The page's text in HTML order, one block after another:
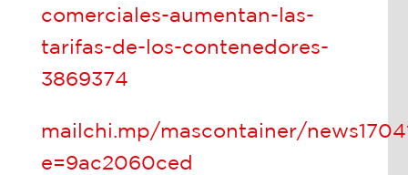
comerciales-aumentan-las-
tarifas-de-los-contenedores-
3869374
mailchi.mp/mascontainer/
e=9ac2060ced